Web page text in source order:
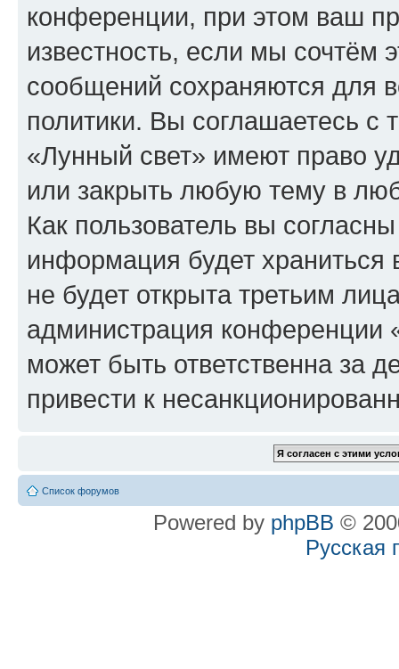
конференции, при этом ваш
известность, если мы сочтём
сообщений сохраняются для
политики. Вы соглашаетесь
«Лунный свет» имеют право
или закрыть любую тему в
Как пользователь вы
информация будет
не будет открыта третьим
администрация конференции
может быть ответственна за
привести к
Список форумов
Powered by phpBB ©
Русская